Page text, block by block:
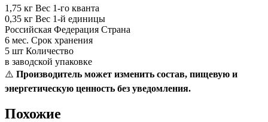
1,75 кг Вес 1-го кванта
0,35 кг Вес 1-й единицы
Российская Федерация Страна
6 мес. Срок хранения
5 шт Количество
в заводской упаковке
⚠️ Производитель может изменить состав, пищевую и
энергетическую ценность без уведомления.
Похожие